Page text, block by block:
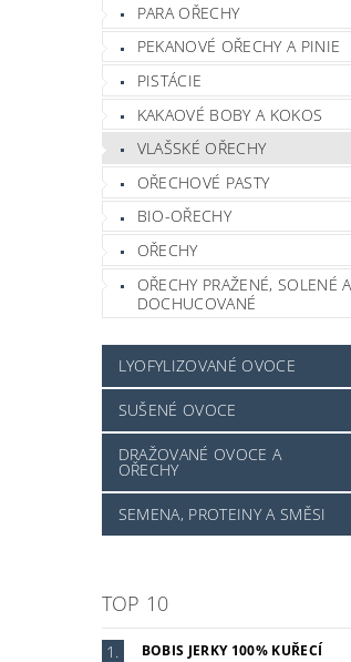
PARA OŘECHY
PEKANOVÉ OŘECHY A PINIE
PISTÁCIE
KAKAOVÉ BOBY A KOKOS
VLAŠSKÉ OŘECHY
OŘECHOVÉ PASTY
BIO-OŘECHY
OŘECHY
OŘECHY PRAŽENÉ, SOLENÉ A
DOCHUCOVANÉ
LYOFYLIZOVANÉ OVOCE
SUŠENÉ OVOCE
DRAŽOVANÉ OVOCE A
OŘECHY
SEMENA, PROTEINY A SMĚSI
TOP 10
BOBIS JERKY 100% KUŘECÍ